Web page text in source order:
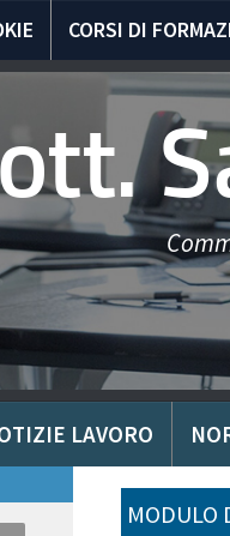
CORSI DI
LAVORO
MODULO